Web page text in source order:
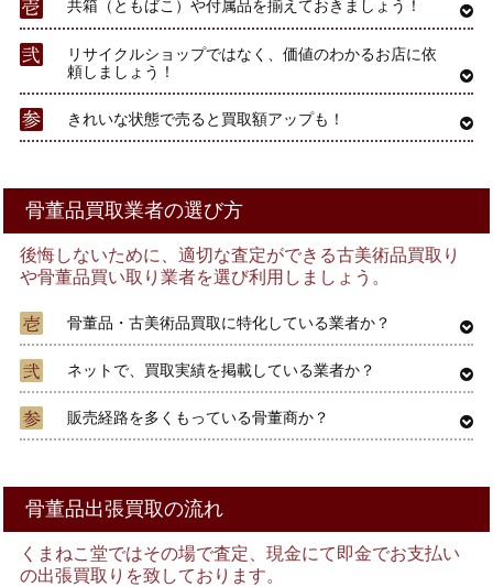
共箱（ともばこ）や付属品を揃えておきましょう！
リサイクルショップではなく、価値のわかるお店に依
頼しましょう！
きれいな状態で売ると買取額アップも！
骨董品買取業者の選び方
後悔しないために、適切な査定ができる古美術品買取り
や骨董品買い取り業者を選び利用しましょう。
骨董品・古美術品買取に特化している業者か？
ネットで、買取実績を掲載している業者か？
販売経路を多くもっている骨董商か？
骨董品出張買取の流れ
くまねこ堂ではその場で査定、現金にて即金でお支払い
の出張買取りを致しております。